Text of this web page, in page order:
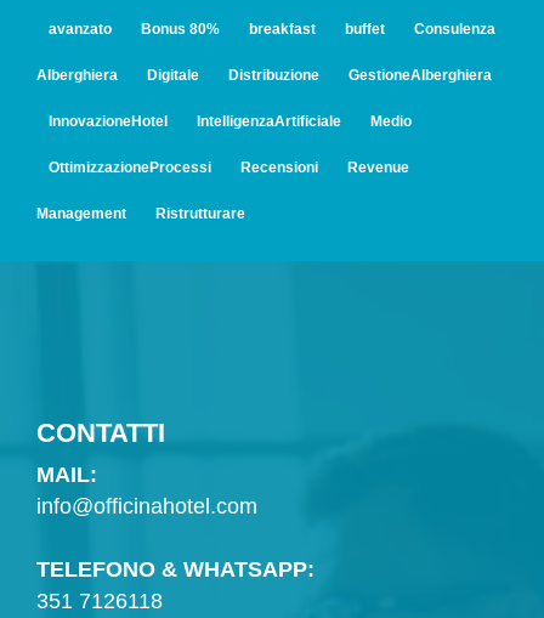
avanzato Bonus 80% breakfast buffet Consulenza
Alberghiera Digitale Distribuzione GestioneAlberghiera
InnovazioneHotel IntelligenzaArtificiale Medio
OttimizzazioneProcessi Recensioni Revenue
Management Ristrutturare
CONTATTI
MAIL:
info@officinahotel.com
TELEFONO & WHATSAPP:
351 7126118